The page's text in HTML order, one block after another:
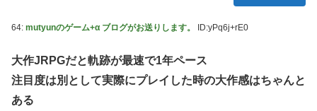
64: mutyunのゲーム+α ブログがお送りします。 ID:yPq6j+rE0
大作JRPGだと軌跡が最速で1年ペース
注目度は別として実際にプレイした時の大作感はちゃんと
ある